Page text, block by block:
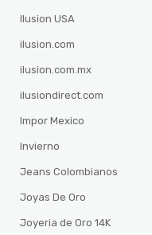
Ilusion USA
ilusion.com
ilusion.com.mx
ilusiondirect.com
Impor Mexico
Invierno
Jeans Colombianos
Joyas De Oro
Joyeria de Oro 14K